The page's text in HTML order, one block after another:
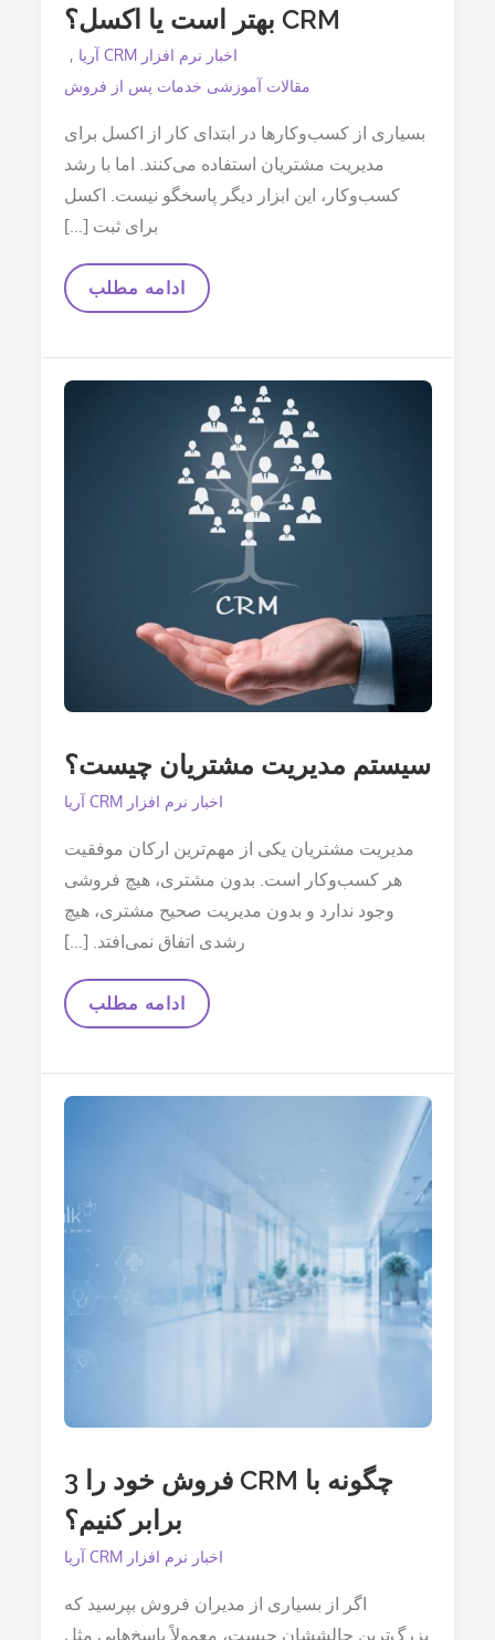
CRM بهتر است یا اکسل؟
اخبار نرم افزار CRM آریا
مقالات آموزشی خدمات پس از فروش
بسیاری از کسب‌وکارها در ابتدای کار از اکسل برای
مدیریت مشتریان استفاده می‌کنند. اما با رشد
کسب‌وکار، این ابزار دیگر پاسخگو نیست. اکسل
برای ثبت […]
CRM
بهتر
اکسل؟
ادامه مطلب
سیستم مدیریت مشتریان چیست؟
اخبار نرم افزار CRM آریا
مدیریت مشتریان یکی از مهم‌ترین ارکان موفقیت
هر کسب‌وکار است. بدون مشتری، هیچ فروشی
وجود ندارد و بدون مدیریت صحیح مشتری، هیچ
رشدی اتفاق نمی‌افتد. […]
سیستم
مدیریت
ادامه مطلب
چگونه با CRM فروش خود را 3
برابر کنیم؟
اخبار نرم افزار CRM آریا
اگر از بسیاری از مدیران فروش بپرسید که
بزرگ‌ترین چالششان چیست، معمولاً پاسخ‌هایی مثل